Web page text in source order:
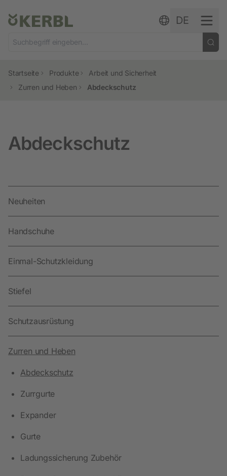
DE
Startseite Produkte
Arbeit und Sicherheit
Zurren und Heben
Abdeckschutz
Abdeckschutz
Neuheiten
Handschuhe
Einmal-Schutzkleidung
Stiefel
Schutzausrüstung
Zurren und Heben
Abdeckschutz
Zurrgurte
Expander
Gurte
Ladungssicherung Zubehör